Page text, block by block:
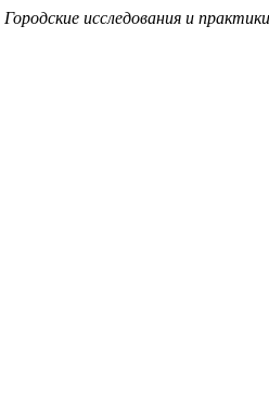
Городские исследования и практики